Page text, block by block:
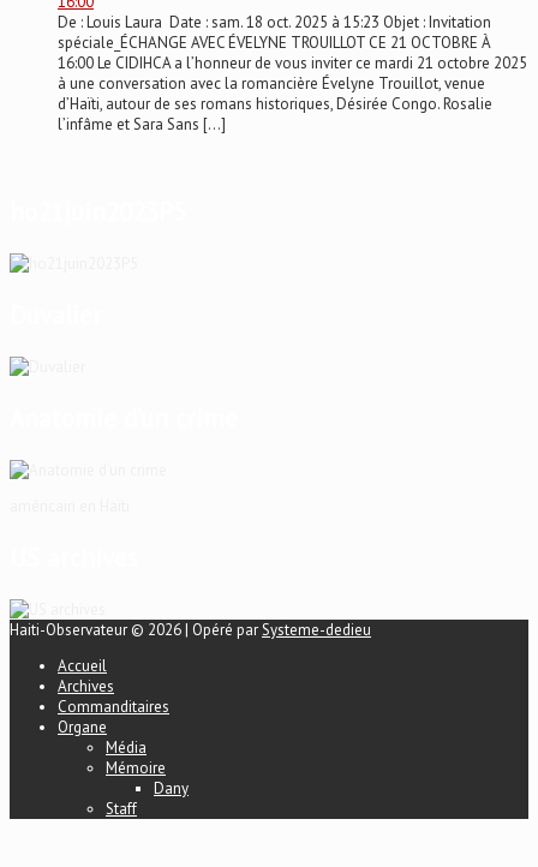
De : Louis Laura Date : sam. 18 oct. 2025 à 15:23 Objet : Invitation
spéciale_ÉCHANGE AVEC ÉVELYNE TROUILLOT CE 21 OCTOBRE À
16:00 Le CIDIHCA a l’honneur de vous inviter ce mardi 21 octobre 2025
à une conversation avec la romancière Évelyne Trouillot, venue
d’Haïti, autour de ses romans historiques, Désirée Congo. Rosalie
l’infâme et Sara Sans […]
Haiti-Observateur © 2026 | Opéré parSysteme-dedieu
Accueil
Archives
Commanditaires
Organe
Média
Mémoire
Dany
Staff